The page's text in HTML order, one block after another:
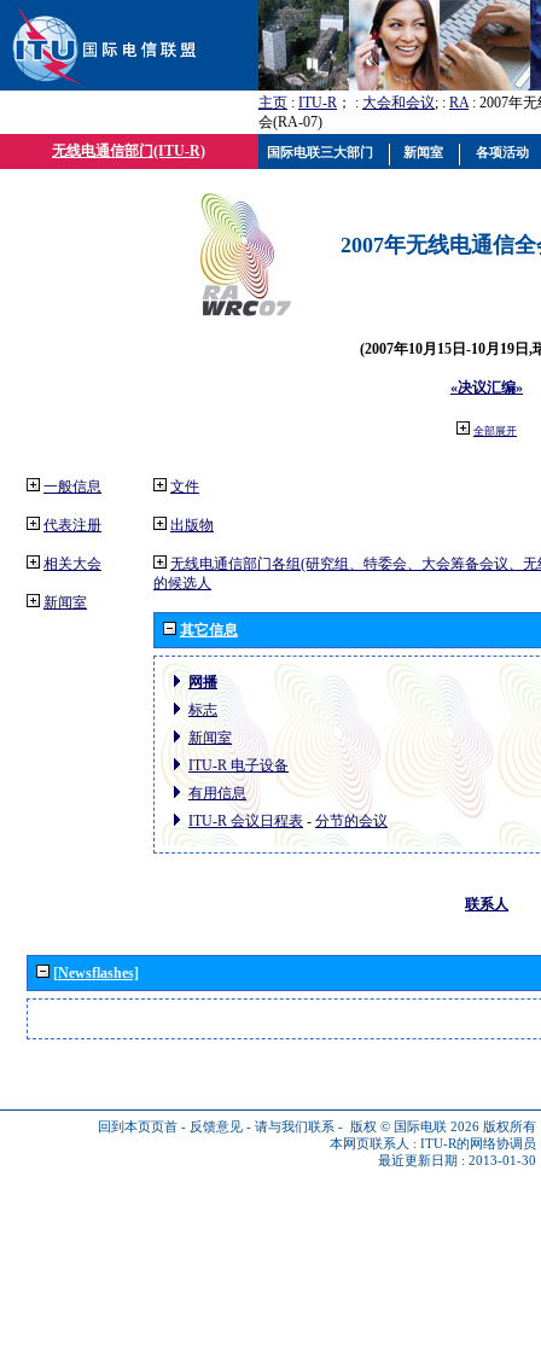
主页 : ITU-R ； : 大会和会议; : RA: 2007年
会(RA-07)
无线电通信部门(ITU-R)
2007年无线电通信
(2007年10月15日-10月19日,
«决议汇编»
全部展开
一般信息
代表注册
相关大会
新闻室
文件
出版物
无线电通信部门各组(研究组、特委会、大会筹备会议、
的候选人
其它信息
网播
标志
新闻室
ITU-R 电子设备
有用信息
ITU-R 会议日程表 - 分节的会议
联系人
[Newsflashes]
回到本页页首 - 反馈意见 - 请与我们联系 - 版权 © 国际电联 2026 版权所有
本网页联系人 : ITU-R的网络协调员
最近更新日期 : 2013-01-30
国际电联三大部门 新闻室 各项活动